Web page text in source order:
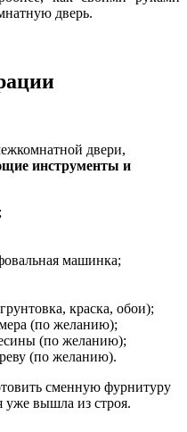
дверь.
двери,
инструменты и
машинка;
краска, обои);
(по желанию);
(по желанию);
(по желанию).
сменную фурнитуру
уже вышла из строя.